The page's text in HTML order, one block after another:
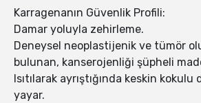
Karragenanın Güvenlik Profili:
Damar yoluyla zehirleme.
Deneysel neoplastijenik ve tümör
bulunan, kanserojenliği şüpheli
Isıtılarak ayrıştığında keskin
yayar.